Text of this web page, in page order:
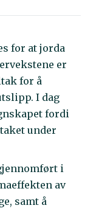
for at jorda
er
for å
I dag
fordi
under
i
av
samt å